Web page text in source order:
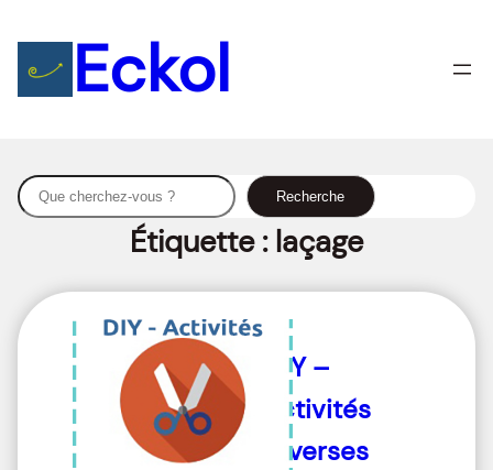
Eckol
S
e
h
Recherche
Étiquette : laçage
DIY –
activités
diverses